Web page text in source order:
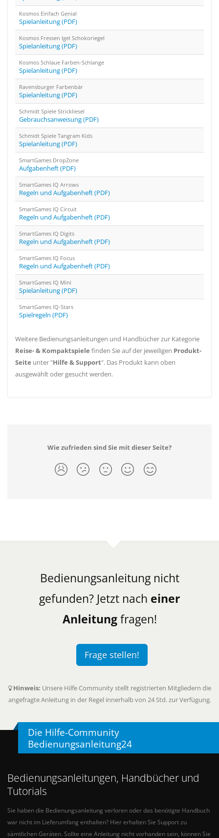
Kosmos Einfach Genial
Spielanleitung (PDF)
Kosmos Fressen Igel Schokoriegel
Spielanleitung (PDF)
Kosmos Schlaue Farben-Schlange
Spielanleitung (PDF)
Ravensburger Farbenbär
Spielanleitung (PDF)
Schmidt Spiele Strickliesel
Gebrauchsanweisung (PDF)
Schmidt Spiele Tangram Kids
Spielanleitung (PDF)
SmartGames DropZone
Aufgabenheft (PDF)
SmartGames IQ Arrows
Regeln und Aufgabenheft (PDF)
SmartGames IQ Circuit
Regeln und Aufgabenheft (PDF)
SmartGames IQ Digits
Regeln und Aufgabenheft (PDF)
SmartGames IQ Focus
Regeln und Aufgabenheft (PDF)
SmartGames IQ Mini
Spielanleitung (PDF)
SmartGames IQ-Stars
Spielregeln (PDF)
Weitere Bedienungsanleitungen und Handbücher zur Kategorie
Reise- & Kompaktspiele finden Sie auf der jeweiligen Produkt-
Seite unter "Hilfe & Support". Das Produkt kann oben
ausgewählt oder gesucht werden.
Wie zufrieden sind Sie mit dieser Seite?
Bedienungsanleitung nicht
gefunden? Jetzt nach einer
Anleitungfragen!
Frage stellen!
Hinweis: Unsere Hilfe Community stellt registrierten Mitgliedern die
angefragte Anleitung in der Regel innerhalb von 24 Std. zur Verfügung.
Die Hilfe-Community
Bedienungsanleitung24
Bedienungsanleitungen, Handbücher und
Tutorials
Sie haben die Bedienungsanleitung verloren oder das benötigte Handbuch
war nicht im Lieferumfang enthalten? Hier erhalten Sie Support zu
sämtlichen Geräten. Sollte eine Anleitung nicht vorhanden sein, können Sie